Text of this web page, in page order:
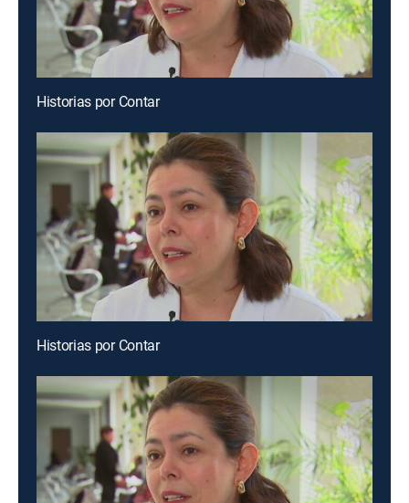
Historias por Contar
Historias por Contar